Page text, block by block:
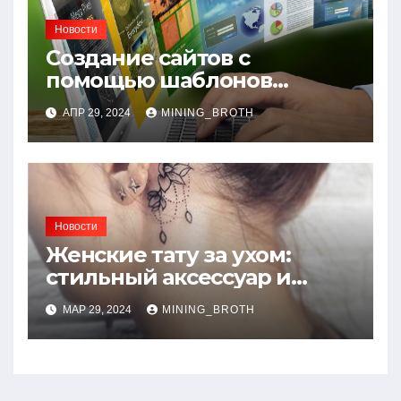
Новости
Создание сайтов с
помощью шаблонов
современных сайтов:
простой путь к
качественному веб-
присутствию
АПР 29, 2024 MINING_BROTH
Новости
Женские тату за ухом:
стильный аксессуар и
символ смелости
МАР 29, 2024 MINING_BROTH